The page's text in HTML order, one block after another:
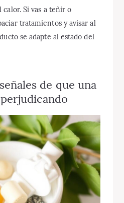
Si vas a teñir o
tratamientos y avisar al
se adapte al estado del
de que una